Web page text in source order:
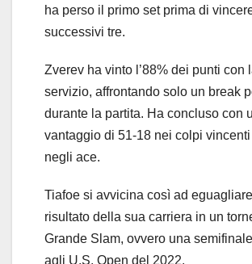
ha perso il primo set prima di
successivi tre.
Zverev ha vinto l’88% dei punti con
servizio, affrontando solo un break
durante la partita. Ha concluso con
vantaggio di 51-18 nei colpi
negli ace.
Tiafoe si avvicina così ad
risultato della sua carriera in un
Grande Slam, ovvero una
agli U.S. Open del 2022.